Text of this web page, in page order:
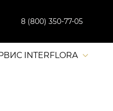
8 (800) 350-77-05
INTERFLORA